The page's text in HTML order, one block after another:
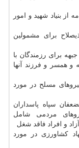
از بنیاد شهید و امور
برای مشمولین
برای رزمندگان با
جبهه و همسر و فرزند آنها
مسلح در مورد
سپاه پاسداران
مردمی شامل
و افراد فاقد شغل
كشاورزی در مورد